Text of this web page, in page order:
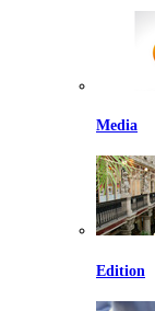
Media
Edition